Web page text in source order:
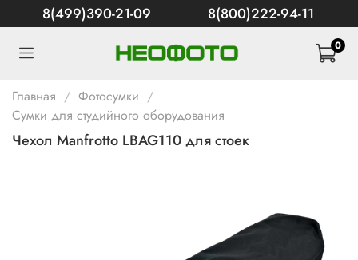
8(499)390-21-09 8(800)222-94-11
0
Главная
Фотосумки
Сумки для студийного оборудования
Чехол Manfrotto LBAG110 для стоек